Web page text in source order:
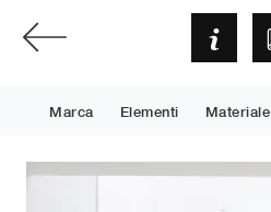
Marca Elementi Materiale